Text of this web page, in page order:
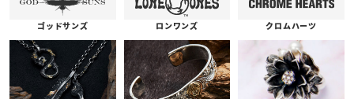
ゴッドサンズ ロンワンズ クロムハーツ